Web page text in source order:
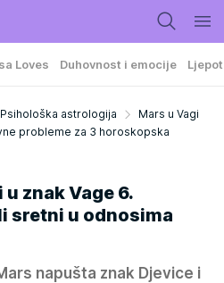
Loves Duhovnost i emocije
Psihološka astrologija
Mars u Vagi
probleme za 3 horoskopska
znak Vage 6.
sretni u odnosima
napušta znak Djevice i